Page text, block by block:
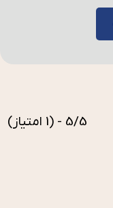
5/5 - (1 امتیاز)